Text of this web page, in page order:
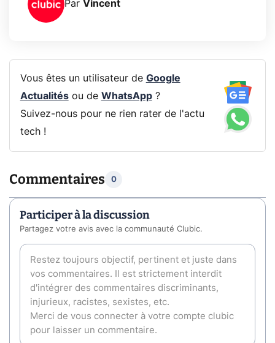
Par Vincent
Vous êtes un utilisateur de Google
Actualitésou de WhatsApp?
Suivez-nous pour ne rien rater de l'actu
tech !
Commentaires 0
Participer à la discussion
Partagez votre avis avec la communauté Clubic.